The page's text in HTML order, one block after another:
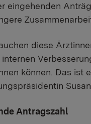
eingehenden
diese
internen
können. Das ist
Antragszahl